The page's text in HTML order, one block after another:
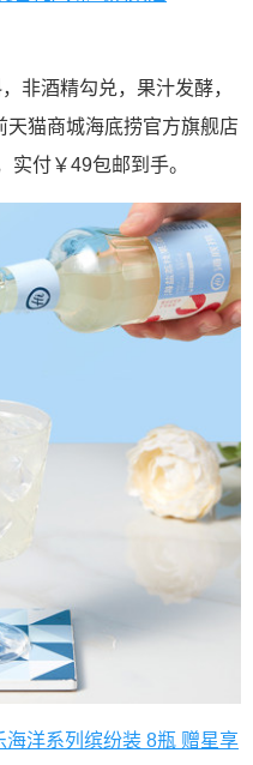
非酒精勾兑，果汁发酵，
猫商城海底捞官方旗舰店
付￥49包邮到手。
洋系列缤纷装 8瓶 赠星享